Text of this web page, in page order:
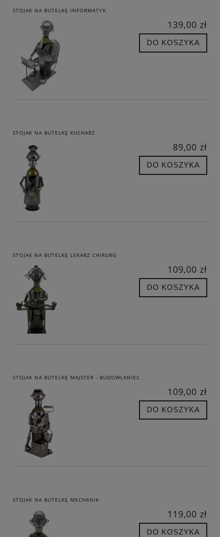
STOJAK NA BUTELKĘ INFORMATYK
139,00 zł
DO KOSZYKA
STOJAK NA BUTELKĘ KUCHARZ
89,00 zł
DO KOSZYKA
STOJAK NA BUTELKĘ LEKARZ CHIRURG
109,00 zł
DO KOSZYKA
STOJAK NA BUTELKĘ MAJSTER - BUDOWLANIEC
109,00 zł
DO KOSZYKA
STOJAK NA BUTELKĘ MECHANIK
119,00 zł
DO KOSZYKA